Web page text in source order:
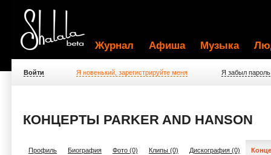
Журнал Афиша Музыка
Войти Я новенький, зарегистрируйте меня Я забыл пароль
КОНЦЕРТЫ PARKER AND HANSON
Профиль Биография Фото (0) Клипы (0) Дискография (0)